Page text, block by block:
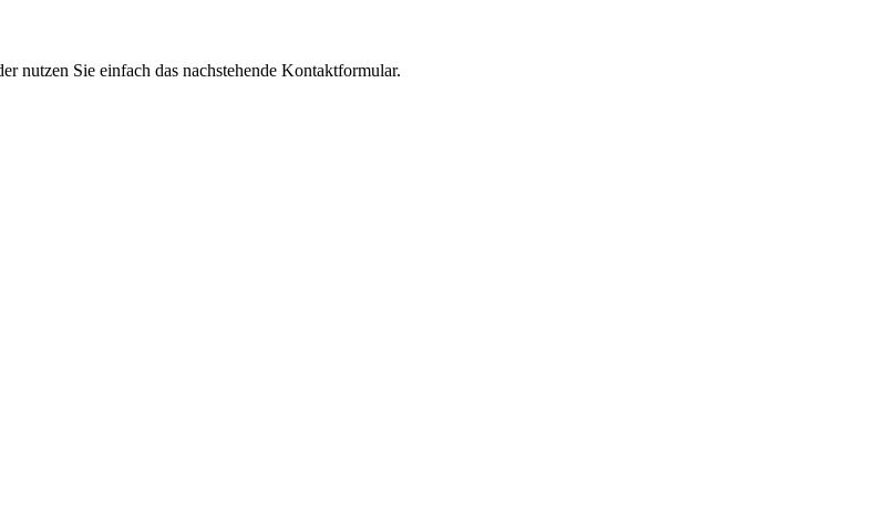
nutzen Sie einfach das nachstehende Kontaktformular.